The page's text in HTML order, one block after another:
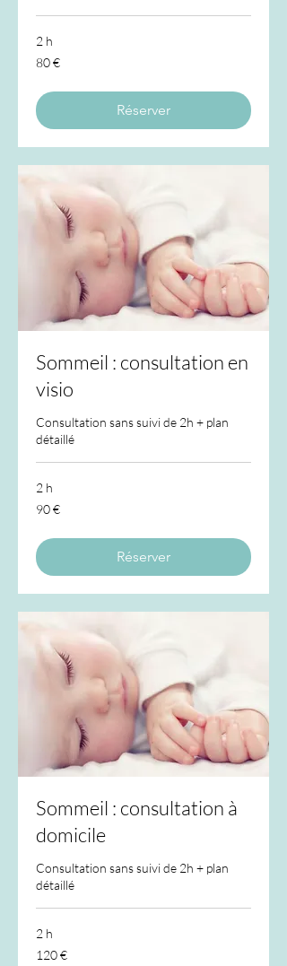
2 h
80
euros
80 €
Réserver
Sommeil : consultation en
visio
Consultation sans suivi de 2h + plan
détaillé
2 h
90
euros
90 €
Réserver
Sommeil : consultation à
domicile
Consultation sans suivi de 2h + plan
détaillé
2 h
120
euros
120 €